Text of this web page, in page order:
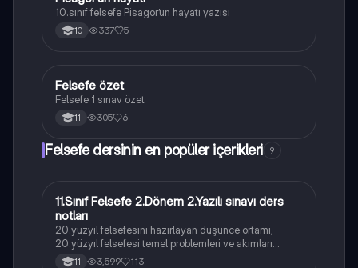
10.sınıf felsefe Pisagor’un hayatı yazısı
10 337 5
Felsefe
Felsefe özet
Felsefe 1 sınav özet
11 305 6
Felsefe dersinin en popüler içerikleri 9
Felsefe
11.Sınıf Felsefe 2.Dönem 2.Yazılı sınavı ders
notları
20.yüzyıl felsefesini hazırlayan düşünce ortamı,
20.yüzyıl felsefesi temel problemleri ve akımları
konularını içermektedir
11 3,599 113